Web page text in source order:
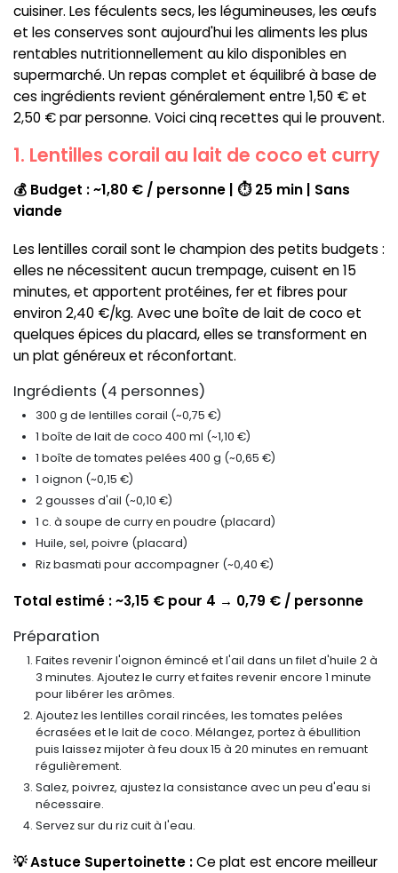
cuisiner. Les féculents secs, les légumineuses, les œufs
et les conserves sont aujourd'hui les aliments les plus
rentables nutritionnellement au kilo disponibles en
supermarché. Un repas complet et équilibré à base de
ces ingrédients revient généralement entre 1,50 € et
2,50 € par personne. Voici cinq recettes qui le prouvent.
1. Lentilles corail au lait de coco et curry
💰 Budget : ~1,80 € / personne | ⏱ 25 min | Sans
viande
Les lentilles corail sont le champion des petits budgets :
elles ne nécessitent aucun trempage, cuisent en 15
minutes, et apportent protéines, fer et fibres pour
environ 2,40 €/kg. Avec une boîte de lait de coco et
quelques épices du placard, elles se transforment en
un plat généreux et réconfortant.
Ingrédients (4 personnes)
300 g de lentilles corail (~0,75 €)
1 boîte de lait de coco 400 ml (~1,10 €)
1 boîte de tomates pelées 400 g (~0,65 €)
1 oignon (~0,15 €)
2 gousses d'ail (~0,10 €)
1 c. à soupe de curry en poudre (placard)
Huile, sel, poivre (placard)
Riz basmati pour accompagner (~0,40 €)
Total estimé : ~3,15 € pour 4 → 0,79 € / personne
Préparation
Faites revenir l'oignon émincé et l'ail dans un filet d'huile 2 à
3 minutes. Ajoutez le curry et faites revenir encore 1 minute
pour libérer les arômes.
Ajoutez les lentilles corail rincées, les tomates pelées
écrasées et le lait de coco. Mélangez, portez à ébullition
puis laissez mijoter à feu doux 15 à 20 minutes en remuant
régulièrement.
Salez, poivrez, ajustez la consistance avec un peu d'eau si
nécessaire.
Servez sur du riz cuit à l'eau.
💡 Astuce Supertoinette :Ce plat est encore meilleur